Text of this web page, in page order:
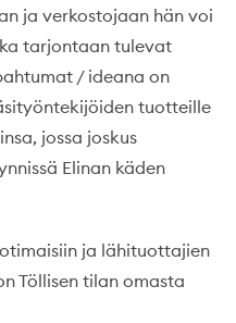
ja verkostojaan hän voi
tarjontaan tulevat
/ ideana on
tuotteille
jossa joskus
Elinan käden
ja lähituottajien
Töllisen tilan omasta